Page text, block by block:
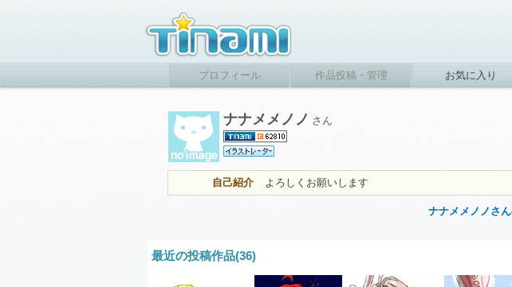
プロフィール 作品投稿・管理 お気に入り
ナナメメノノ さん
自己紹介 よろしくお願いします
ナナメメノノさ
最近の投稿作品(36)